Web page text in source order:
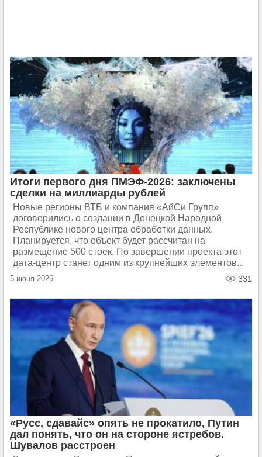
Итоги первого дня ПМЭФ-2026: заключены
сделки на миллиарды рублей
Новые регионы ВТБ и компания «АйСи Групп»
договорились о создании в Донецкой Народной
Республике нового центра обработки данных.
Планируется, что объект будет рассчитан на
размещение 500 стоек. По завершении проекта этот
дата-центр станет одним из крупнейших элементов...
5 июня 2026 331
«Русс, сдавайс» опять не прокатило, Путин
дал понять, что он на стороне ястребов.
Шувалов расстроен